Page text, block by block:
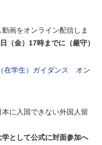
動画をオンライン配信しま
（金）17時までに（厳守）
在学生）ガイダンス オン
に入国できない外国人留
学として公式に対面参加へ